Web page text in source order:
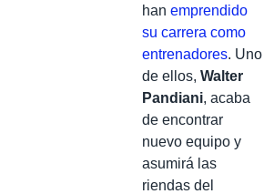
han emprendido
su carrera como
entrenadores. Uno
de ellos, Walter
Pandiani, acaba
de encontrar
nuevo equipo y
asumirá las
riendas del